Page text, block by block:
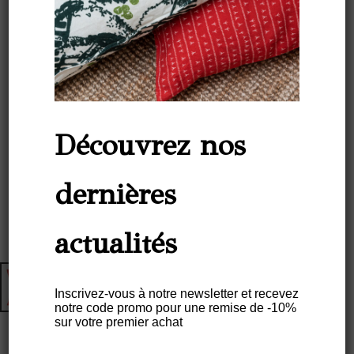
Découvrez nos
dernières
actualités
Inscrivez-vous à notre newsletter et recevez
notre code promo pour une remise de -10%
sur votre premier achat